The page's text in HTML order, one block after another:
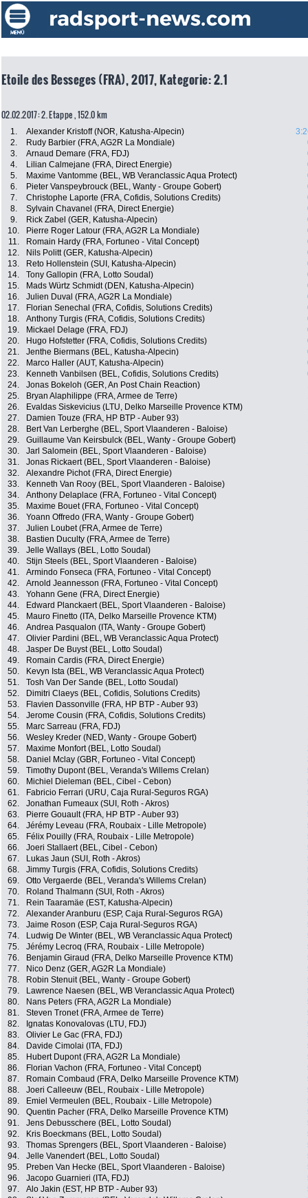
Etoile des Besseges (FRA), 2017, Kategorie: 2.1
02.02.2017: 2. Etappe , 152.0 km
1. Alexander Kristoff (NOR, Katusha-Alpecin)
2.
Rudy Barbier (FRA, AG2R La Mondiale)
3.
Arnaud Demare (FRA, FDJ)
4.
Lilian Calmejane (FRA, Direct Energie)
5.
Maxime Vantomme (BEL, WB Veranclassic Aqua Protect)
6.
Pieter Vanspeybrouck (BEL, Wanty - Groupe Gobert)
7.
Christophe Laporte (FRA, Cofidis, Solutions Credits)
8.
Sylvain Chavanel (FRA, Direct Energie)
9.
Rick Zabel (GER, Katusha-Alpecin)
10.
Pierre Roger Latour (FRA, AG2R La Mondiale)
11.
Romain Hardy (FRA, Fortuneo - Vital Concept)
12.
Nils Politt (GER, Katusha-Alpecin)
13.
Reto Hollenstein (SUI, Katusha-Alpecin)
14.
Tony Gallopin (FRA, Lotto Soudal)
15.
Mads Würtz Schmidt (DEN, Katusha-Alpecin)
16.
Julien Duval (FRA, AG2R La Mondiale)
17.
Florian Senechal (FRA, Cofidis, Solutions Credits)
18.
Anthony Turgis (FRA, Cofidis, Solutions Credits)
19.
Mickael Delage (FRA, FDJ)
20.
Hugo Hofstetter (FRA, Cofidis, Solutions Credits)
21.
Jenthe Biermans (BEL, Katusha-Alpecin)
22.
Marco Haller (AUT, Katusha-Alpecin)
23.
Kenneth Vanbilsen (BEL, Cofidis, Solutions Credits)
24.
Jonas Bokeloh (GER, An Post Chain Reaction)
25.
Bryan Alaphilippe (FRA, Armee de Terre)
26.
Evaldas Siskevicius (LTU, Delko Marseille Provence KTM)
27.
Damien Touze (FRA, HP BTP - Auber 93)
28.
Bert Van Lerberghe (BEL, Sport Vlaanderen - Baloise)
29.
Guillaume Van Keirsbulck (BEL, Wanty - Groupe Gobert)
30.
Jarl Salomein (BEL, Sport Vlaanderen - Baloise)
31.
Jonas Rickaert (BEL, Sport Vlaanderen - Baloise)
32.
Alexandre Pichot (FRA, Direct Energie)
33.
Kenneth Van Rooy (BEL, Sport Vlaanderen - Baloise)
34.
Anthony Delaplace (FRA, Fortuneo - Vital Concept)
35.
Maxime Bouet (FRA, Fortuneo - Vital Concept)
36.
Yoann Offredo (FRA, Wanty - Groupe Gobert)
37.
Julien Loubet (FRA, Armee de Terre)
38.
Bastien Duculty (FRA, Armee de Terre)
39.
Jelle Wallays (BEL, Lotto Soudal)
40.
Stijn Steels (BEL, Sport Vlaanderen - Baloise)
41.
Armindo Fonseca (FRA, Fortuneo - Vital Concept)
42.
Arnold Jeannesson (FRA, Fortuneo - Vital Concept)
43.
Yohann Gene (FRA, Direct Energie)
44.
Edward Planckaert (BEL, Sport Vlaanderen - Baloise)
45.
Mauro Finetto (ITA, Delko Marseille Provence KTM)
46.
Andrea Pasqualon (ITA, Wanty - Groupe Gobert)
47.
Olivier Pardini (BEL, WB Veranclassic Aqua Protect)
48.
Jasper De Buyst (BEL, Lotto Soudal)
49.
Romain Cardis (FRA, Direct Energie)
50.
Kevyn Ista (BEL, WB Veranclassic Aqua Protect)
51.
Tosh Van Der Sande (BEL, Lotto Soudal)
52.
Dimitri Claeys (BEL, Cofidis, Solutions Credits)
53.
Flavien Dassonville (FRA, HP BTP - Auber 93)
54.
Jerome Cousin (FRA, Cofidis, Solutions Credits)
55.
Marc Sarreau (FRA, FDJ)
56.
Wesley Kreder (NED, Wanty - Groupe Gobert)
57.
Maxime Monfort (BEL, Lotto Soudal)
58.
Daniel Mclay (GBR, Fortuneo - Vital Concept)
59.
Timothy Dupont (BEL, Veranda's Willems Crelan)
60.
Michiel Dieleman (BEL, Cibel - Cebon)
61.
Fabricio Ferrari (URU, Caja Rural-Seguros RGA)
62.
Jonathan Fumeaux (SUI, Roth - Akros)
63.
Pierre Gouault (FRA, HP BTP - Auber 93)
64.
Jérémy Leveau (FRA, Roubaix - Lille Metropole)
65.
Félix Pouilly (FRA, Roubaix - Lille Metropole)
66.
Joeri Stallaert (BEL, Cibel - Cebon)
67.
Lukas Jaun (SUI, Roth - Akros)
68.
Jimmy Turgis (FRA, Cofidis, Solutions Credits)
69.
Otto Vergaerde (BEL, Veranda's Willems Crelan)
70.
Roland Thalmann (SUI, Roth - Akros)
71.
Rein Taaramäe (EST, Katusha-Alpecin)
72.
Alexander Aranburu (ESP, Caja Rural-Seguros RGA)
73.
Jaime Roson (ESP, Caja Rural-Seguros RGA)
74.
Ludwig De Winter (BEL, WB Veranclassic Aqua Protect)
75.
Jérémy Lecroq (FRA, Roubaix - Lille Metropole)
76.
Benjamin Giraud (FRA, Delko Marseille Provence KTM)
77.
Nico Denz (GER, AG2R La Mondiale)
78.
Robin Stenuit (BEL, Wanty - Groupe Gobert)
79.
Lawrence Naesen (BEL, WB Veranclassic Aqua Protect)
80.
Nans Peters (FRA, AG2R La Mondiale)
81.
Steven Tronet (FRA, Armee de Terre)
82.
Ignatas Konovalovas (LTU, FDJ)
83.
Olivier Le Gac (FRA, FDJ)
84.
Davide Cimolai (ITA, FDJ)
85.
Hubert Dupont (FRA, AG2R La Mondiale)
86.
Florian Vachon (FRA, Fortuneo - Vital Concept)
87.
Romain Combaud (FRA, Delko Marseille Provence KTM)
88.
Joeri Calleeuw (BEL, Roubaix - Lille Metropole)
89.
Emiel Vermeulen (BEL, Roubaix - Lille Metropole)
90.
Quentin Pacher (FRA, Delko Marseille Provence KTM)
91.
Jens Debusschere (BEL, Lotto Soudal)
92.
Kris Boeckmans (BEL, Lotto Soudal)
93.
Thomas Sprengers (BEL, Sport Vlaanderen - Baloise)
94.
Jelle Vanendert (BEL, Lotto Soudal)
95.
Preben Van Hecke (BEL, Sport Vlaanderen - Baloise)
96.
Jacopo Guarnieri (ITA, FDJ)
97.
Alo Jakin (EST, HP BTP - Auber 93)